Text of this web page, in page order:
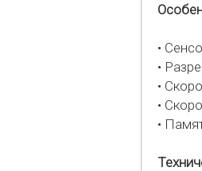
•
•
•
•
•